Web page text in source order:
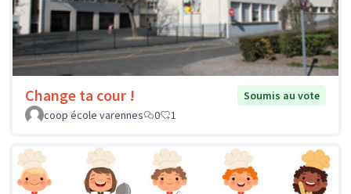
Change ta cour !
Soumis au vote
coop école varennes
0 1